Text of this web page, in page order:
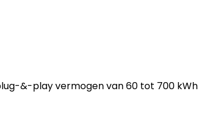
&-play vermogen van 60 tot 700 kWh